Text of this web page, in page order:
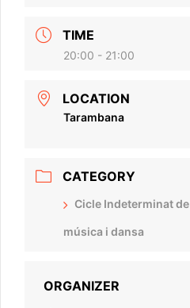
TIME
20:00 - 21:00
LOCATION
Tarambana
CATEGORY
Cicle Indeterminat
música i dansa
ORGANIZER